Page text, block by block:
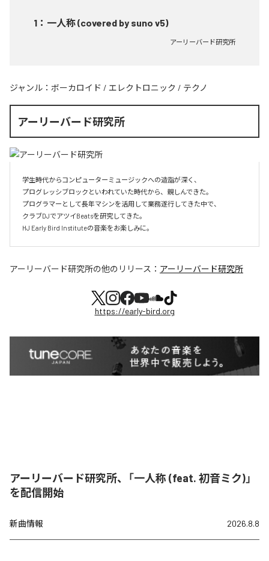
1 ： 一人称 (covered by suno v5)
アーリーバード研究所
ジャンル： ボーカロイド / エレクトロニック / テクノ
アーリーバード研究所
学生時代からコンピューターミュージックへの造詣が深く、
プログレッシブロックといわれていた時代から、親しんできた。
プログラマーとして長年マシンを活用して業務遂行してきた中で、
クラブDJでアツイBeatsを研究してきた。
HJ Early Bird Instituteの音楽をお楽しみに。
アーリーバード研究所の他のリリース： アーリーバード研究所
https://early-bird.org
アーリーバード研究所、「一人称 (feat. 初音ミク)」
を配信開始
新曲情報 2026.8.8